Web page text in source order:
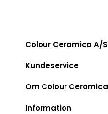
Colour Ceramica A/S
Kundeservice
Om Colour Ceramica
Information